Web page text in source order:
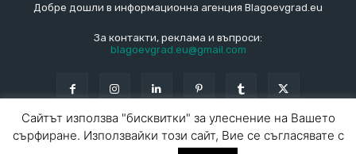
Добре дошли в информационна агенция Blagoevgrad.eu
За контакти, реклама и въпроси:
blagoevgrad.eu@gmail.com
Сайтът използва "бисквитки" за улеснение на Вашето
сърфиране. Използвайки този сайт, Вие се съгласявате с